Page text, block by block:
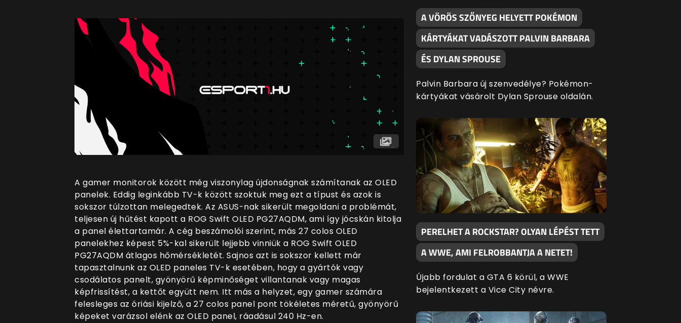
A gamer monitorok között még viszonylag újdonságnak számítanak az OLED
panelek. Eddig leginkább TV-k között szoktuk meg ezt a típust és azok is
sokszor túlzottan melegedtek. Az ASUS-nak sikerült megoldani a problémát,
teljesen új hűtést kapott a ROG Swift OLED PG27AQDM, ami így jócskán kitolja
a panel élettartamár. A cég beszámolói szerint, más 27 colos OLED
panelekhez képest 5%-kal sikerült lejjebb vinniük a ROG Swift OLED
PG27AQDM átlagos hőmérsékletét. Sajnos azt is sokszor kellett már
tapasztalnunk az OLED paneles TV-k esetében, hogy a gyártók vagy
csodálatos panelt, gyönyörű képminőséget villantanak vagy magas
képfrissítést, a kettőt együtt nem. Itt más a helyzet, egy gamer számára
felesleges az óriási kijelző, a 27 colos panel pont tökéletes méretű, gyönyörű
képeket varázsol elénk az OLED panel, ráadásul 240 Hz-en.
A VÖRÖS SZŐNYEG HELYETT POKÉMON
KÁRTYÁKAT VADÁSZOTT PALVIN BARBARA
ÉS DYLAN SPROUSE
Palvin Barbara új szenvedélye? Pokémon-
kártyákat vásárolt Dylan Sprouse oldalán.
PERELHET A ROCKSTAR? OLYAN LÉPÉST TETT
A WWE, AMI FELROBBANTJA A NETET!
Újabb fordulat a GTA 6 körül, a WWE
bejelentkezett a Vice City névre.